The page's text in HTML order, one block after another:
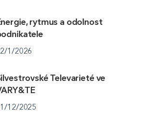
rytmus a odolnost
1/2026
Televarieté ve
12/2025